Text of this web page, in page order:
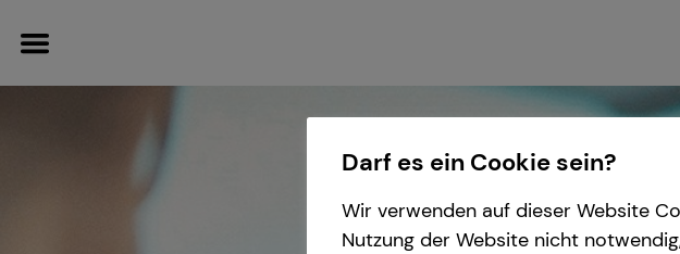
Darf es ein Cookie sein?
Wir verwenden auf dieser Website
Nutzung der Website nicht